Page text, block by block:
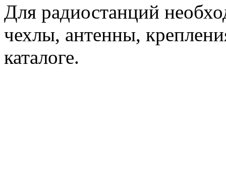
Для радиостанций
чехлы, антенны,
каталоге.